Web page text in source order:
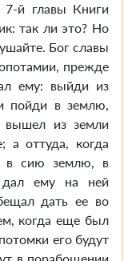
7-й главы Книги
так ли это? Но
Бог славы
прежде
ему: выйди из
пойди в землю,
вышел из земли
а оттуда, когда
в сию землю, в
ему на ней
дать ее во
когда еще был
его будут